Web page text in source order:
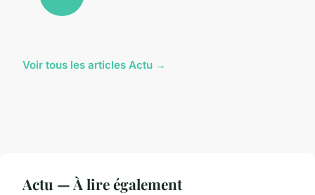
Voir tous les articles Actu →
Actu — À lire également